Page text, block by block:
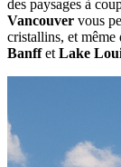
des paysages à
Vancouver vous
cristallins, et même
Banffet Lake